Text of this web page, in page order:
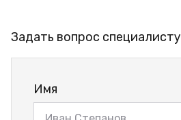
Задать вопрос специалисту
Имя